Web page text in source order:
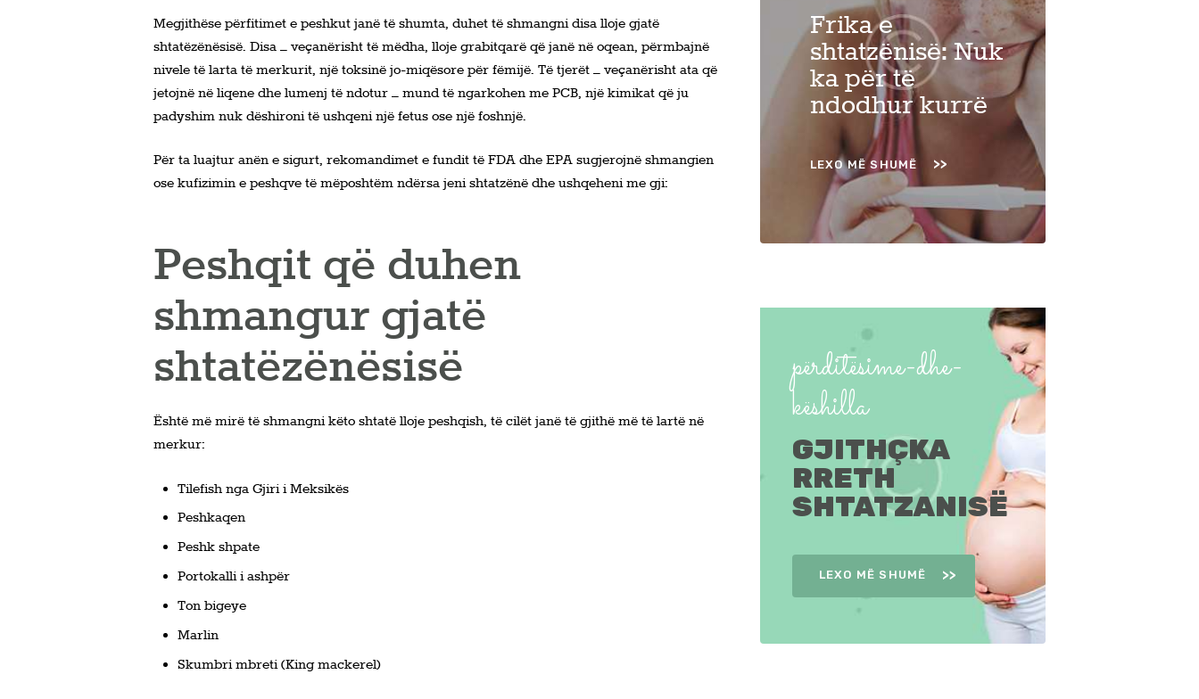
Megjithëse përfitimet e peshkut janë të shumta, duhet të shmangni disa lloje gjatë
shtatëzënësisë. Disa – veçanërisht të mëdha, lloje grabitqarë që janë në oqean, përmbajnë
nivele të larta të merkurit, një toksinë jo-miqësore për fëmijë. Të tjerët – veçanërisht ata që
jetojnë në liqene dhe lumenj të ndotur – mund të ngarkohen me PCB, një kimikat që ju
padyshim nuk dëshironi të ushqeni një fetus ose një foshnjë.
Për ta luajtur anën e sigurt, rekomandimet e fundit të FDA dhe EPA sugjerojnë shmangien
ose kufizimin e peshqve të mëposhtëm ndërsa jeni shtatzënë dhe ushqeheni me gji:
Peshqit që duhen
shmangur gjatë
shtatëzënësisë
Është më mirë të shmangni këto shtatë lloje peshqish, të cilët janë të gjithë më të lartë në
merkur:
Tilefish nga Gjiri i Meksikës
Peshkaqen
Peshk shpate
Portokalli i ashpër
Ton bigeye
Marlin
Skumbri mbreti (King mackerel)
Frika e
shtatzënisë: Nuk
ka për të
ndodhur kurrë
LEXO MË SHUMË
përditësime-dhe-
këshilla
GJITHÇKA
RRETH
SHTATZANISË
LEXO MË SHUMË